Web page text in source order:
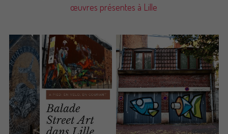
œuvres présentes à Lille